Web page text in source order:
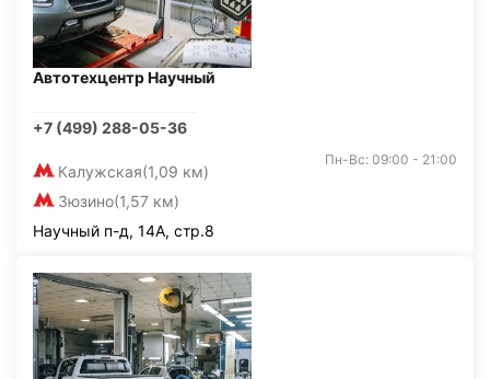
Автотехцентр Научный
+7 (499) 288-05-36
Калужская(1,09 км)
Зюзино(1,57 км)
Пн-Вс: 09:00 - 21:00
Научный п-д, 14А, стр.8